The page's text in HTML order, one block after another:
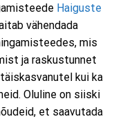
Haiguste
vähendada
mis
ja raskustunnet
kui ka
Oluline on siiski
et saavutada